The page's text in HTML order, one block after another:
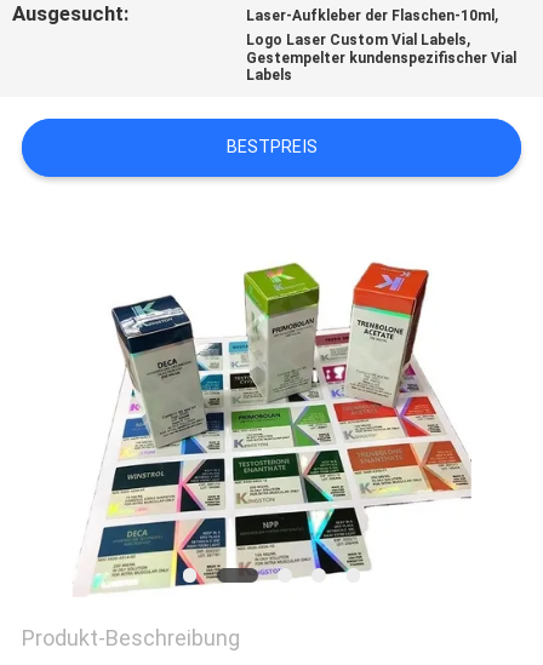
SITEMAP
Ausgesucht: Laser-Aufkleber der Flaschen-10ml ,
Logo Laser Custom Vial Labels,
Gestempelter kundenspezifischer Vial
Labels
BESTPREIS
Produkt-Beschreibung